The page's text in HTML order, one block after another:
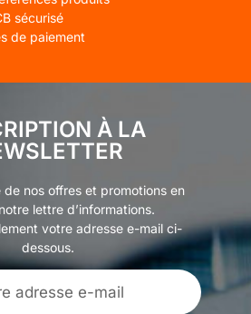
sécurisé
de paiement
À LA
de nos offres et promotions en
lettre d’informations.
votre adresse e-mail ci-
dessous.